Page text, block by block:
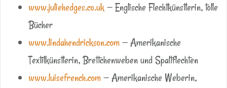
www.juliehedges.co.uk— Englische Flechtkünstlerin, tolle
Bücher
www.lindahendrickson.com— Amerikanische
Textilkünstlerin, Brettchenweben und Spaltflechten
www.luisefrench.com— Amerikanische Weberin,